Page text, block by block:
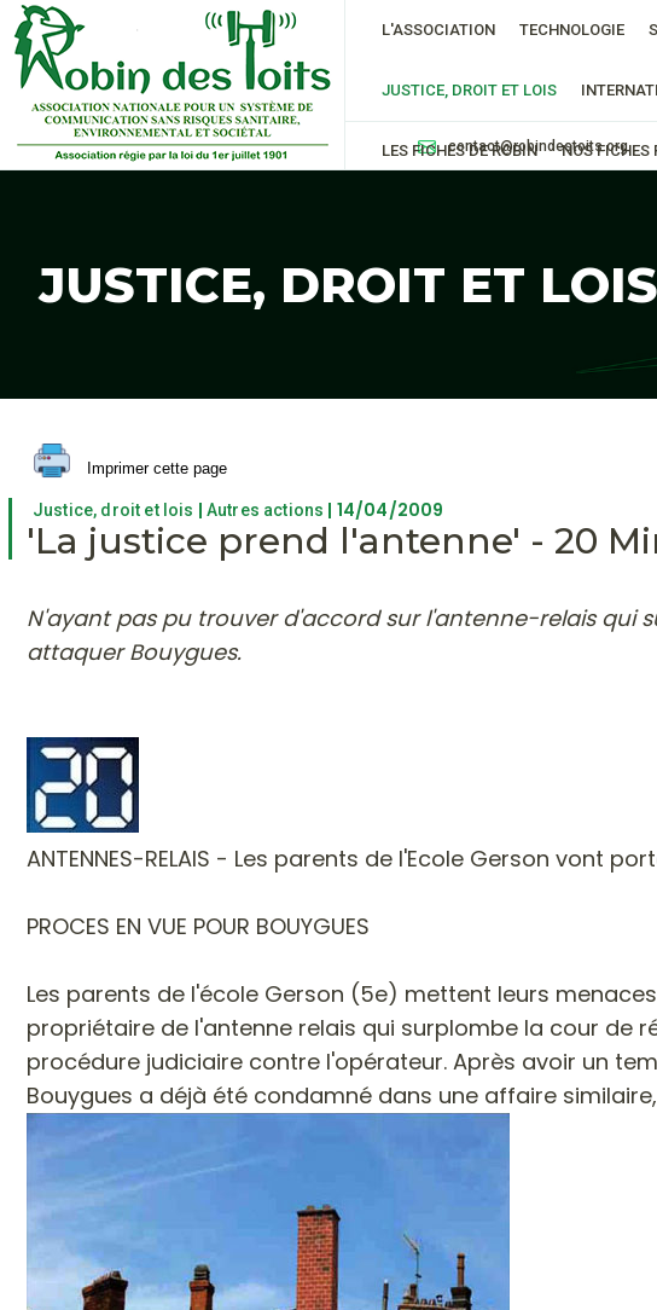
JUSTICE, DROIT ET LOIS
L'ASSOCIATION TECHNOLOGIE
JUSTICE, DROIT ET LOIS
LES FICHES DE ROBIN NOS FICHES
contact@robindestoits.org
Imprimer cette page
Justice, droit et lois |Autres actions | 14/04/2009
'La justice prend l'antenne' - 20
N'ayant pas pu trouver d'accord sur l'antenne-relais qui
attaquer Bouygues.
ANTENNES-RELAIS - Les parents de l'Ecole Gerson vont
PROCES EN VUE POUR BOUYGUES
Les parents de l'école Gerson (5e) mettent leurs
propriétaire de l'antenne relais qui surplombe la cour de
procédure judiciaire contre l'opérateur. Après avoir un
Bouygues a déjà été condamné dans une affaire